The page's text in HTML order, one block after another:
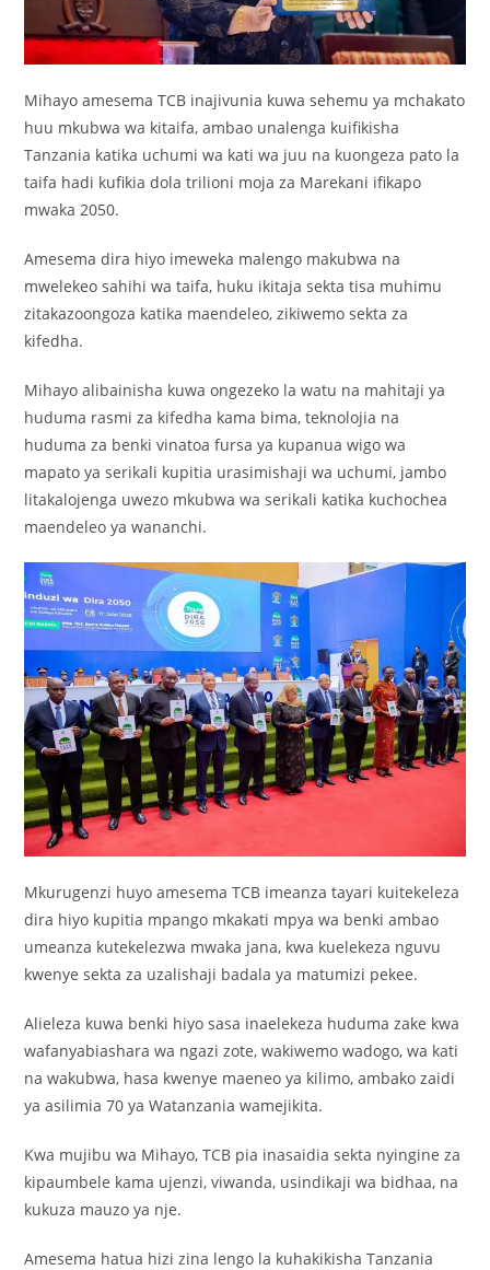
Mihayo amesema TCB inajivunia kuwa sehemu ya mchakato
huu mkubwa wa kitaifa, ambao unalenga kuifikisha
Tanzania katika uchumi wa kati wa juu na kuongeza pato la
taifa hadi kufikia dola trilioni moja za Marekani ifikapo
mwaka 2050.
Amesema dira hiyo imeweka malengo makubwa na
mwelekeo sahihi wa taifa, huku ikitaja sekta tisa muhimu
zitakazoongoza katika maendeleo, zikiwemo sekta za
kifedha.
Mihayo alibainisha kuwa ongezeko la watu na mahitaji ya
huduma rasmi za kifedha kama bima, teknolojia na
huduma za benki vinatoa fursa ya kupanua wigo wa
mapato ya serikali kupitia urasimishaji wa uchumi, jambo
litakalojenga uwezo mkubwa wa serikali katika kuchochea
maendeleo ya wananchi.
Mkurugenzi huyo amesema TCB imeanza tayari kuitekeleza
dira hiyo kupitia mpango mkakati mpya wa benki ambao
umeanza kutekelezwa mwaka jana, kwa kuelekeza nguvu
kwenye sekta za uzalishaji badala ya matumizi pekee.
Alieleza kuwa benki hiyo sasa inaelekeza huduma zake kwa
wafanyabiashara wa ngazi zote, wakiwemo wadogo, wa kati
na wakubwa, hasa kwenye maeneo ya kilimo, ambako zaidi
ya asilimia 70 ya Watanzania wamejikita.
Kwa mujibu wa Mihayo, TCB pia inasaidia sekta nyingine za
kipaumbele kama ujenzi, viwanda, usindikaji wa bidhaa, na
kukuza mauzo ya nje.
Amesema hatua hizi zina lengo la kuhakikisha Tanzania